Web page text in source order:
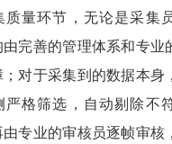
质量环节，无论是采集
由完善的管理体系和专业
对于采集到的数据本身
严格筛选，自动剔除不
由专业的审核员逐帧审核